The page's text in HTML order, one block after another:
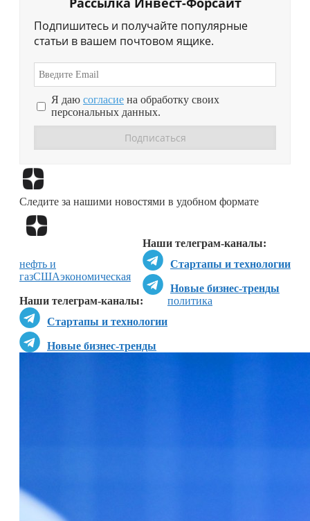
Подпишитесь и получайте популярные
статьи в вашем почтовом ящике.
Я даю согласие на обработку своих
персональных данных.
Следите за нашими новостями в удобном формате
Наши телеграм-каналы:
Стартапы и технологии
Новые бизнес-тренды
Наши телеграм-каналы:
Стартапы и технологии
Новые бизнес-тренды
нефть и
газСШАэкономическая
политика